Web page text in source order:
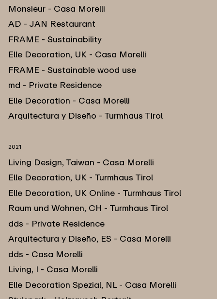
Monsieur - Casa Morelli
AD - JAN Restaurant
FRAME - Sustainability
Elle Decoration, UK - Casa Morelli
FRAME - Sustainable wood use
md - Private Residence
Elle Decoration - Casa Morelli
Arquitectura y Diseño - Turmhaus Tirol
2021
Living Design, Taiwan - Casa Morelli
Elle Decoration, UK - Turmhaus Tirol
Elle Decoration, UK Online - Turmhaus Tirol
Raum und Wohnen, CH - Turmhaus Tirol
dds - Private Residence
Arquitectura y Diseño, ES - Casa Morelli
dds - Casa Morelli
Living, I - Casa Morelli
Elle Decoration Spezial, NL - Casa Morelli